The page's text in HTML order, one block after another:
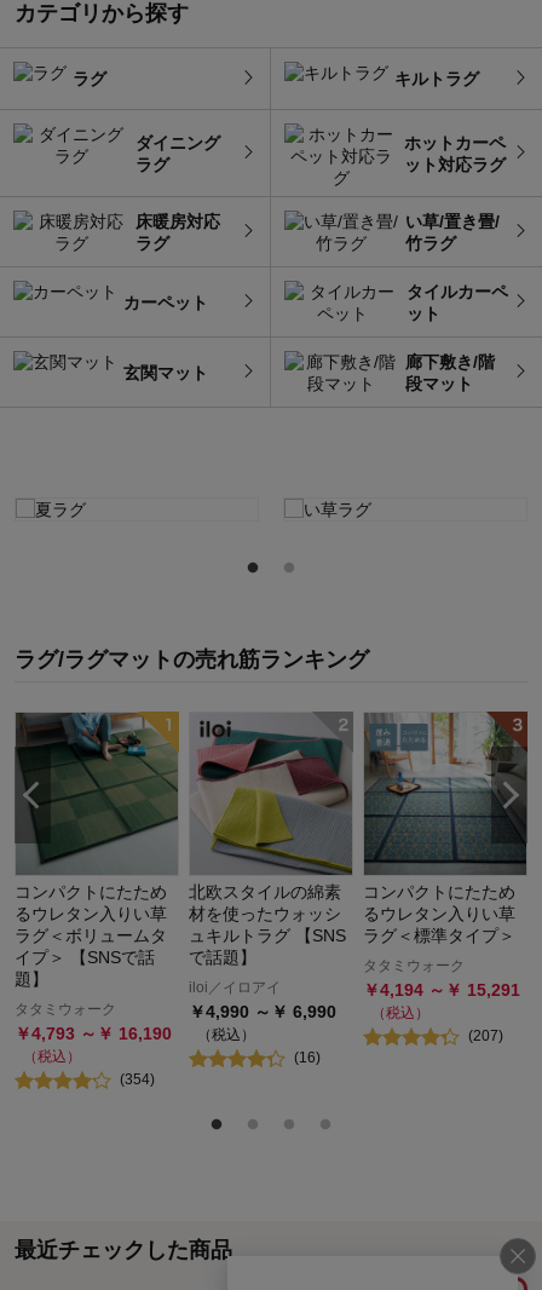
カテゴリから探す
ラグ キルトラグ
ダイニング
ラグ
ホットカーペ
ット対応ラグ
床暖房対応
ラグ
い草/置き畳/
竹ラグ
カーペット
タイルカーペ
ット
玄関マット
廊下敷き/階
段マット
ラグ/ラグマットの売れ筋ランキング
コンパクトにたため
るウレタン入りい草
ラグ＜ボリュームタ
イプ＞ 【SNSで話
題】
タタミウォーク
￥4,793 ～￥ 16,190
（税込）
(354)
北欧スタイルの綿素
材を使ったウォッシ
ュキルトラグ 【SNS
で話題】
iloi／イロアイ
￥4,990 ～￥ 6,990
（税込）
(16)
コンパクトにたため
るウレタン入りい草
ラグ＜標準タイプ＞
タタミウォーク
￥4,194 ～￥ 15,291
（税込）
(207)
最近チェックした商品